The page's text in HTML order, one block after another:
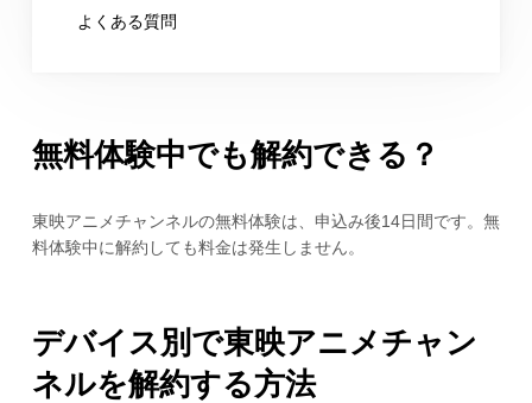
よくある質問
無料体験中でも解約できる？
東映アニメチャンネルの無料体験は、申込み後14日間です。無
料体験中に解約しても料金は発生しません。
デバイス別で東映アニメチャン
ネルを解約する方法